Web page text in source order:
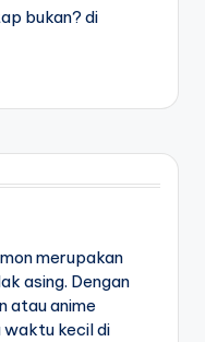
bukan? di
merupakan
asing. Dengan
atau anime
kecil di